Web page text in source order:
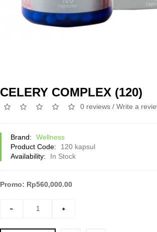
CELERY COMPLEX (120)
0 reviews / Write a
Brand:
Wellness
Product Code:
120 kapsul
Availability:
In Stock
Promo: Rp560,000.00